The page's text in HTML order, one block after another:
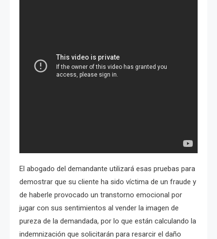
El abogado del demandante utilizará esas pruebas para
demostrar que su cliente ha sido víctima de un fraude y
de haberle provocado un transtorno emocional por
jugar con sus sentimientos al vender la imagen de
pureza de la demandada, por lo que están calculando la
indemnización que solicitarán para resarcir el daño